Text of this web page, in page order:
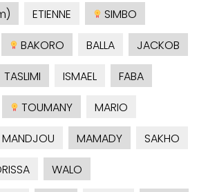
ETIENNE
SIMBO
BAKORO BALLA
JACKOB
TASLIMI ISMAEL
FABA
TOUMANY
MARIO
MANDJOU MAMADY
SAKHO
WALO